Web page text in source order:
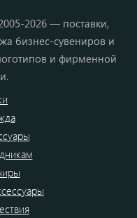
2026 — поставки,
бизнес-сувениров и
и фирменной